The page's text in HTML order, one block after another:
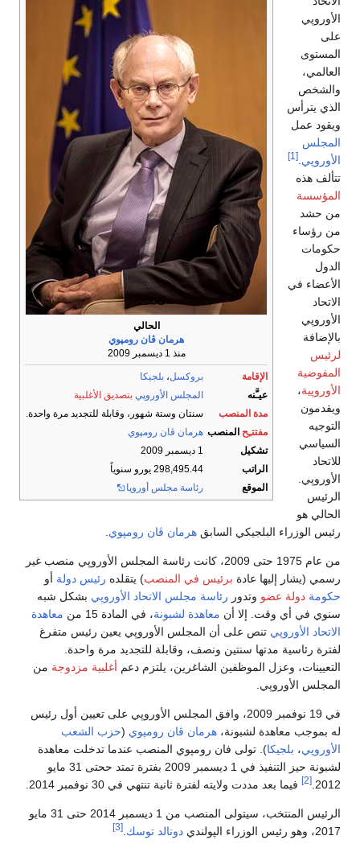
الحالي
هرمان ڤان رومپوي
منذ 1 ديسمبر 2009
الإقامة بروكسل، بلجيكا
عيـَّنه
المجلس الأوروپي بتصديق الأغلبية
مدة المنصب
سنتان وستة شهور، وقابلة للتجديد مرة واحدة.
مفتتـِح المنصب هرمان ڤان رومپوي
تشكيل
1 ديسمبر 2009
الراتب
298,495.44 يورو سنوياً
الموقع
رئاسة مجلس أوروپا
الأوروپي
على
المستوى
العالمي،
والشخص
الذي يترأس
ويقود عمل
المجلس
الأوروپي [1]
تتألف هذه
المؤسسة
من حشد
من رؤساء
حكومات
الدول
الأعضاء في
الاتحاد
الأوروپي
بالإضافة
لرئيس
المفوضية
الأوروپية،
ويقدمون
التوجيه
السياسي
للاتحاد
الأوروپي.
الرئيس
الحالي هو
رئيس الوزراء البلجيكي السابق هرمان ڤان رومپوي
من عام 1975 حتى 2009، كانت رئاسة المجلس الأوروپي منصب غير
رسمي (يشار إليها عادة برئيس في المنصب) يتقلده رئيس دولة أو
حكومة دولة عضو وتدور رئاسة مجلس الاتحاد الأوروپي بشكل شبه
سنوي في أي وقت. إلا أن معاهدة لشبونة، في المادة 15 من
معاهدة
الاتحاد الأوروپي تنص على أن المجلس الأوروپي يعين رئيس متفرغ
لفترة رئاسية مدتها سنتين ونصف، وقابلة للتجديد مرة واحدة.
التعيينات، وعزل الموظفين الشاغرين، يلتزم دعم أغلبية مزدوجة من
المجلس الأوروپي.
في 19 نوفمبر 2009، وافق المجلس الأوروپي على تعيين أول رئيس
له بموجب معاهدة لشبونة، هرمان ڤان رومپوي (حزب الشعب
الأوروپي، بلجيكا). تولى فان رومپوي المنصب عندما تدخلت معاهدة
لشبونة حيز التنفيذ في 1 ديسمبر 2009 بفترة تمتد ححتى 31 مايو
2012.
[2] فيما بعد مددت ولايته لفترة ثانية تنتهي في 30 نوفمبر 2014.
الرئيس المنتخب، سيتولى المنصب من 1 ديسمبر 2014 حتى 31 مايو
2017، وهو رئيس الوزراء الپولندي
دونالد توسك [3]